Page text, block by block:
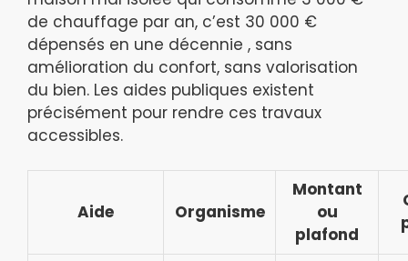
de chauffage par an, c’est 30 000 €
dépensés en une décennie , sans
amélioration du confort, sans valorisation
du bien. Les aides publiques existent
précisément pour rendre ces travaux
accessibles.
Aide Organisme
Montant
ou
plafond